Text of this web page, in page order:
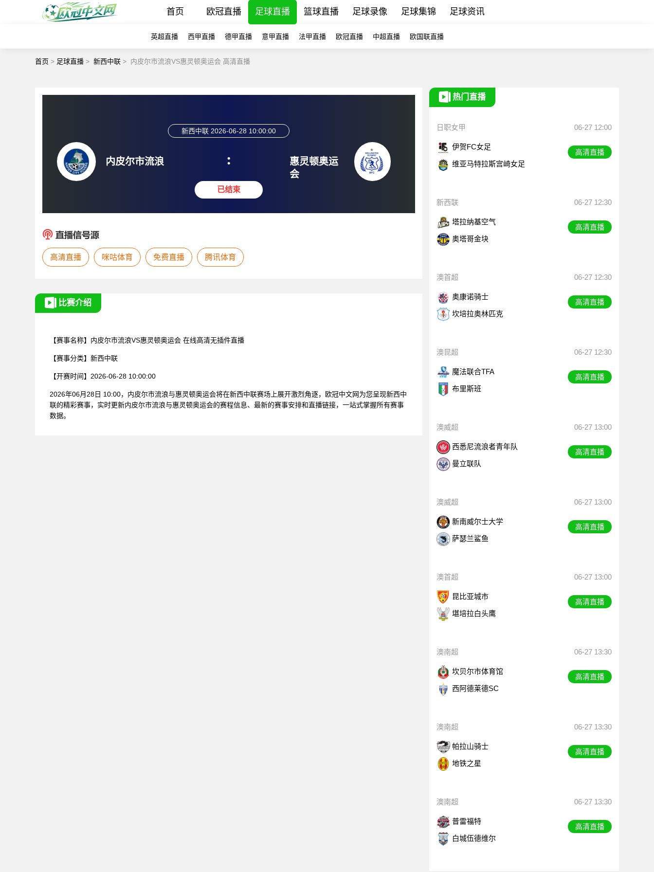
首页 欧冠直播 足球直播 篮球直播 足球录像 足球集锦 足球资讯
英超直播 西甲直播 德甲直播 意甲直播 法甲直播 欧冠直播 中超直播 欧国联直播
首页 > 足球直播 > 新西中联 > 内皮尔市流浪VS惠灵顿奥运会 高清直播
内皮尔市流浪
新西中联 2026-06-28 10:00:00
:
已结束
惠灵顿奥运
会
高清直播 咪咕体育 免费直播 腾讯体育
比赛介绍
【赛事名称】 内皮尔市流浪VS惠灵顿奥运会 在线高清无插件直播
【赛事分类】 新西中联
【开赛时间】 2026-06-28 10:00:00
2026年06月28日 10:00，内皮尔市流浪与惠灵顿奥运会将在新西中联赛场上展开激烈角逐，欧冠中文网为您呈现新西中
联的精彩赛事，实时更新内皮尔市流浪与惠灵顿奥运会的赛程信息、最新的赛事安排和直播链接，一站式掌握所有赛事
数据。
热门直播
日职女甲 06-27 12:00
伊贺FC女足
维亚马特拉斯宫崎女足
高清直播
新西联 06-27 12:30
塔拉纳基空气
奥塔哥金块
高清直播
澳首超 06-27 12:30
奥康诺骑士
坎培拉奥林匹克
高清直播
澳昆超 06-27 12:30
魔法联合TFA
布里斯班
高清直播
澳威超 06-27 13:00
西悉尼流浪者青年队
曼立联队
高清直播
澳威超 06-27 13:00
新南威尔士大学
萨瑟兰鲨鱼
高清直播
澳首超 06-27 13:00
昆比亚城市
堪培拉白头鹰
高清直播
澳南超 06-27 13:30
坎贝尔市体育馆
西阿德莱德SC
高清直播
澳南超 06-27 13:30
帕拉山骑士
地铁之星
高清直播
澳南超 06-27 13:30
普雷福特
白城伍德维尔
高清直播